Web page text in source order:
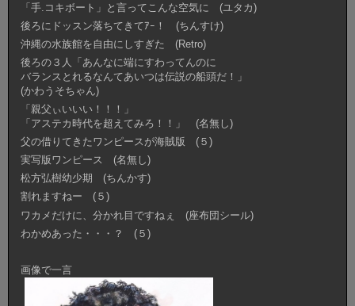
「手.コキボート」と言ってこんな空気に (ユタカ)
後ろにドッスン落ちてきてｱｰ！ (ちんすけ)
沖縄の水族館を自由にしすぎた (Retro)
後ろの３人「あんなに端にすわってんのに
バランスとれるなんてあいつは伝説の船頭だ！」
(かわうそちゃん)
「親父ぃいいい！！！」
「アステカ時代を超えてみろ！！」 (名無し)
父の借りてきたワンピースが海賊版 (５)
実写版ワンピース (名無し)
松方弘樹幼少期 (ちんかす)
割れますねー (５)
ワカメだけに、分かれ目ですねぇ (座布団シール)
わかめあった・・・？ (５)
画像で一言